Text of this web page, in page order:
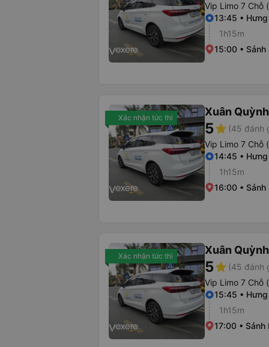
Vip Limo 7 Chỗ
13:45 •
1h15m
15:00 •
Xác nhận tức thì Xuân Quỳnh
5star (45 đánh
Vip Limo 7 Chỗ
14:45 •
1h15m
16:00 •
Xác nhận tức thì Xuân Quỳnh
5star (45 đánh
Vip Limo 7 Chỗ
15:45 •
1h15m
17:00 •